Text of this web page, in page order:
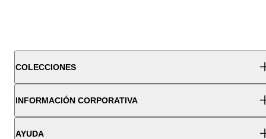
COLECCIONES
INFORMACIÓN CORPORATIVA
AYUDA